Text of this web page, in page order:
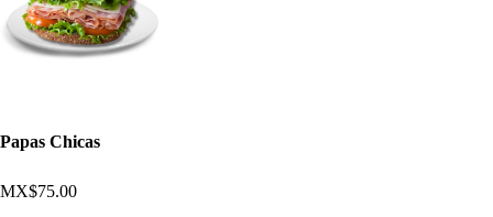
Papas Chicas
MX$75.00